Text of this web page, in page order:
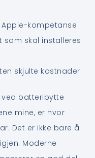
Apple-kompetanse
som skal installeres
skjulte kostnader
ved batteribytte
mine, er hvor
Det er ikke bare å
Moderne